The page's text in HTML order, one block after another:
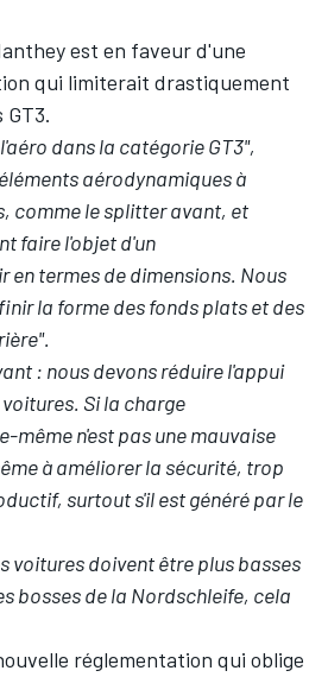
est en faveur d'une
qui limiterait drastiquement
dans la catégorie GT3",
aérodynamiques à
comme le splitter avant, et
faire l'objet d'un
termes de dimensions. Nous
la forme des fonds plats et des
: nous devons réduire l'appui
Si la charge
même n'est pas une mauvaise
à améliorer la sécurité, trop
surtout s'il est généré par le
voitures doivent être plus basses
bosses de la Nordschleife, cela
réglementation qui oblige